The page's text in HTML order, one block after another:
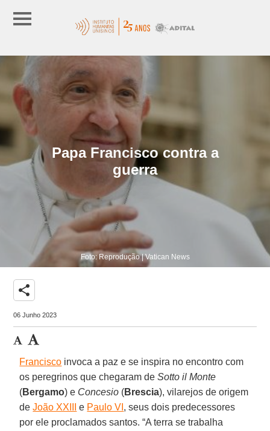
Papa Francisco contra a
guerra
Foto: Reprodução | Vatican News
share
06 Junho 2023
Francisco invoca a paz e se inspira no encontro com
os peregrinos que chegaram deSotto il Monte
(Bergamo) e Concesio (Brescia), vilarejos de origem
deJoão XXIII e Paulo VI , seus dois predecessores
por ele proclamados santos. “A terra se trabalha